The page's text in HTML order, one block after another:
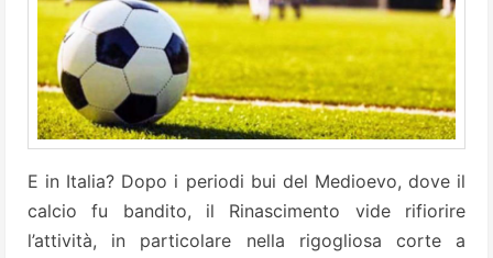
E in Italia? Dopo i periodi bui del Medioevo, dove il
calcio fu bandito, il Rinascimento vide rifiorire
l’attività, in particolare nella rigogliosa corte a